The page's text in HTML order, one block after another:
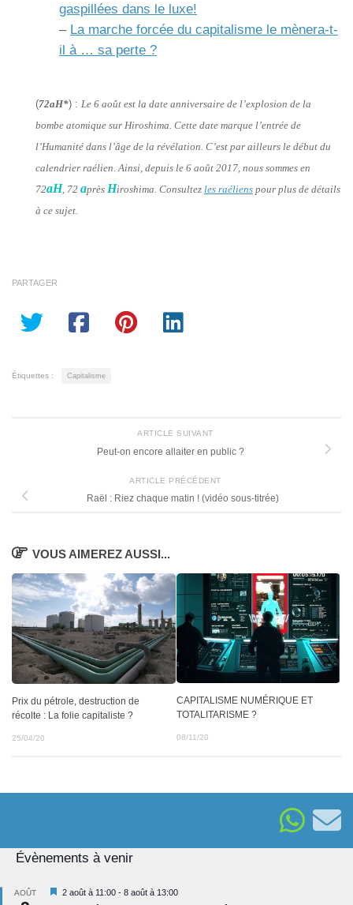
gaspillées dans le luxe!
– La marche forcée du capitalisme le mènera-t-
il à … sa perte ?
(72aH*) : Le 6 août est la date anniversaire de l’explosion de la
bombe atomique sur Hiroshima. Cette date marque l’entrée de
l’Humanité dans l’âge de la révélation. C’est par ailleurs le début du
calendrier raélien. Ainsi, depuis le 6 août 2017, nous sommes en
72aH, 72 après Hiroshima. Consultez les raéliens pour plus de détails
à ce sujet.
PARTAGER
Étiquettes : Capitalisme
ARTICLE SUIVANT
Peut-on encore allaiter en public ?
ARTICLE PRÉCÉDENT
Raël : Riez chaque matin ! (vidéo sous-titrée)
VOUS AIMEREZ AUSSI...
Prix du pétrole, destruction de
récolte : La folie capitaliste ?
25/04/20
CAPITALISME NUMÉRIQUE ET
TOTALITARISME ?
08/11/20
Évènements à venir
AOÛT
Mis
2 août à 11:00 - 8 août à 13:00